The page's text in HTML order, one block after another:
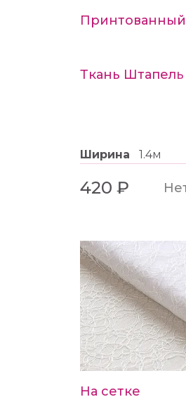
Принтованный
Ширина 1.4м
420 ₽
На сетке